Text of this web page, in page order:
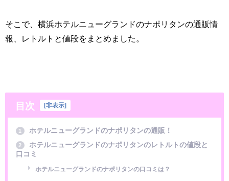
そこで、横浜ホテルニューグランドのナポリタンの通販情
報、レトルトと値段をまとめました。
目次 非表示
1 ホテルニューグランドのナポリタンの通販！
2
ホテルニューグランドのナポリタンのレトルトの値段と
口コミ
ホテルニューグランドのナポリタンの口コミは？